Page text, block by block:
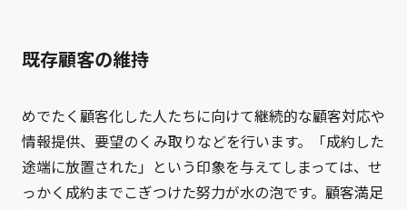
既存顧客の維持
めでたく顧客化した人たちに向けて継続的な顧客対応や
情報提供、要望のくみ取りなどを行います。「成約した
途端に放置された」という印象を与えてしまっては、せ
っかく成約までこぎつけた努力が水の泡です。顧客満足